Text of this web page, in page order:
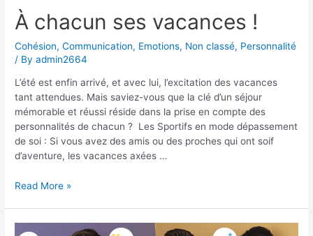
À chacun ses vacances !
Cohésion,Communication, Emotions, Non classé, Personnalité
/ Byadmin2664
L’été est enfin arrivé, et avec lui, l’excitation des vacances
tant attendues. Mais saviez-vous que la clé d’un séjour
mémorable et réussi réside dans la prise en compte des
personnalités de chacun ? Les Sportifs en mode dépassement
de soi : Si vous avez des amis ou des proches qui ont soif
d’aventure, les vacances axées …
À
Read More »